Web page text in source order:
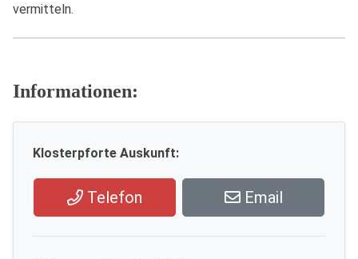
vermitteln.
Informationen:
Klosterpforte Auskunft:
Telefon Email